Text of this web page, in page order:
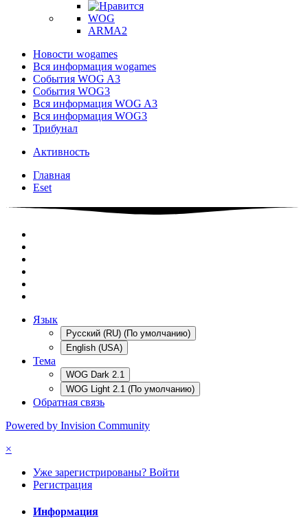
WOG
ARMA2
Новости wogames
Вся информация wogames
События WOG A3
События WOG3
Вся информация WOG A3
Вся информация WOG3
Трибунал
Активность
Главная
Eset
Язык
Русский (RU) (По умолчанию)
English (USA)
Тема
WOG Dark 2.1
WOG Light 2.1 (По умолчанию)
Обратная связь
Powered by Invision Community
×
Уже зарегистрированы? Войти
Регистрация
Информация